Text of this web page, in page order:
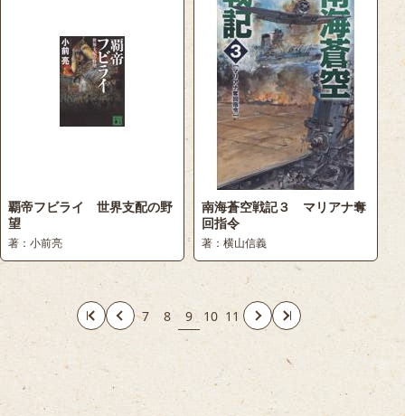
覇帝フビライ 世界支配の野
望
著：小前亮
南海蒼空戦記３ マリアナ奪
回指令
著：横山信義
7 8 9 10 11